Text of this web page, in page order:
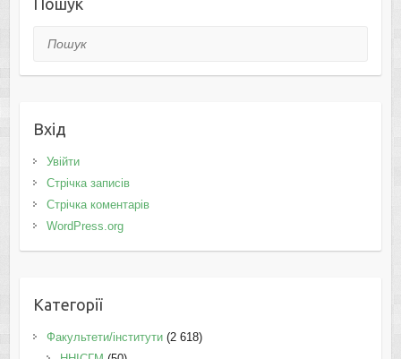
Пошук
Вхід
Увійти
Стрічка записів
Стрічка коментарів
WordPress.org
Категорії
Факультети/інститути(2 618)